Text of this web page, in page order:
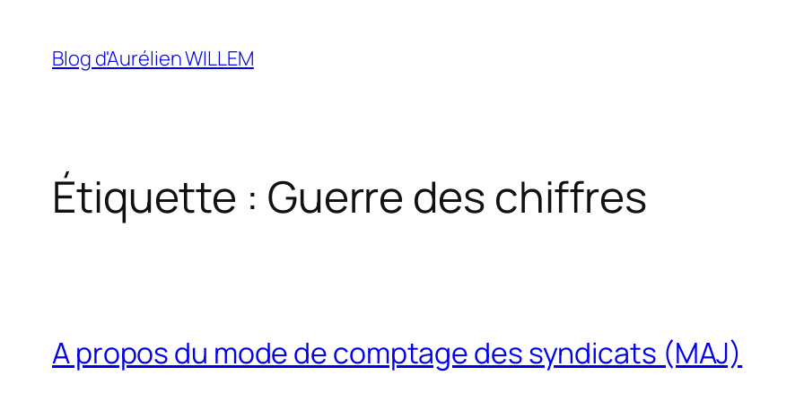
contenu
Blog d'Aurélien WILLEM
Étiquette : Guerre des chiffres
A propos du mode de comptage des syndicats (MAJ)